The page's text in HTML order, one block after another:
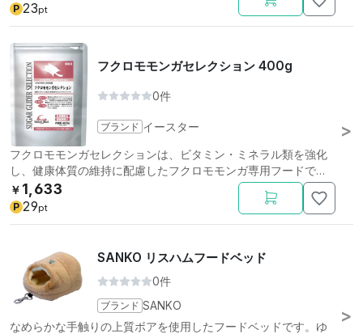
P 23pt
フクロモモンガセレクション 400g
0件
ブランド イースター
フクロモモンガセレクションは、ビタミン・ミネラル類を強化
し、健康体質の維持に配慮したフクロモモンガ専用フードで
す。
￥ 1,633
P 29pt
SANKO リスハムフードベッド
0件
ブランド SANKO
なめらかな手触りの上質ボアを使用したフードベッドです。ゆ